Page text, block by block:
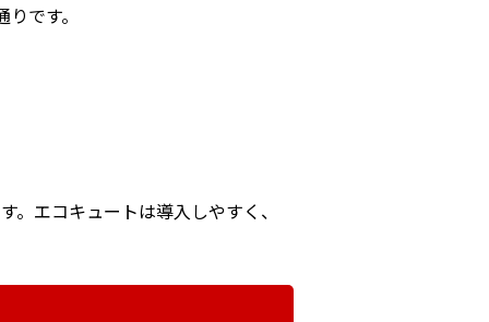
です。
エコキュートは導入しやすく、